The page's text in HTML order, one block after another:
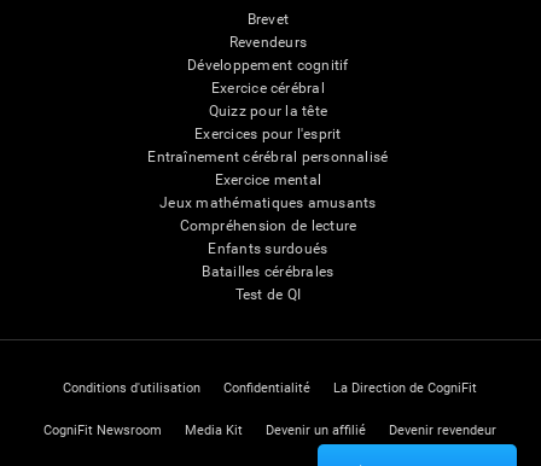
Brevet
Revendeurs
Développement cognitif
Exercice cérébral
Quizz pour la tête
Exercices pour l'esprit
Entraînement cérébral personnalisé
Exercice mental
Jeux mathématiques amusants
Compréhension de lecture
Enfants surdoués
Batailles cérébrales
Test de QI
Conditions d'utilisation Confidentialité La Direction de CogniFit
CogniFit Newsroom Media Kit Devenir un affilié Devenir revendeur